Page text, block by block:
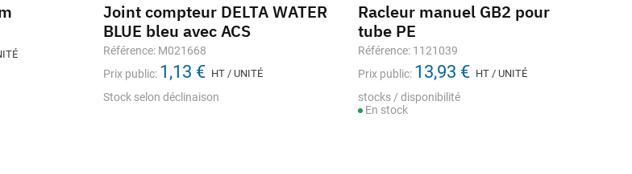
Joint compteur DELTA WATER
BLUE bleu avec ACS
Référence: M021668
Prix public: 1,13 € HT / UNITÉ
Stock selon déclinaison
Racleur manuel GB2 pour
tube PE
Référence: 1121039
Prix public: 13,93 € HT / UNITÉ
stocks / disponibilité
En stock